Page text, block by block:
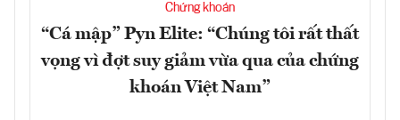
Chứng khoán
“Cá mập” Pyn Elite: “Chúng tôi rất thất
vọng vì đợt suy giảm vừa qua của chứng
khoán Việt Nam”